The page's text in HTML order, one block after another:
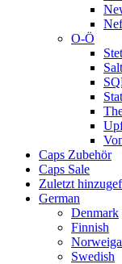
O-Ö
Caps Zubehör
Caps Sale
Zuletzt
German
Denmark
Finnish
Swedish